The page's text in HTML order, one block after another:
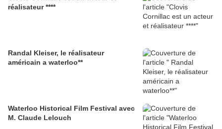
réalisateur ****
Randal Kleiser, le réalisateur
américain a waterloo**
Waterloo Historical Film Festival avec
M. Claude Lelouch